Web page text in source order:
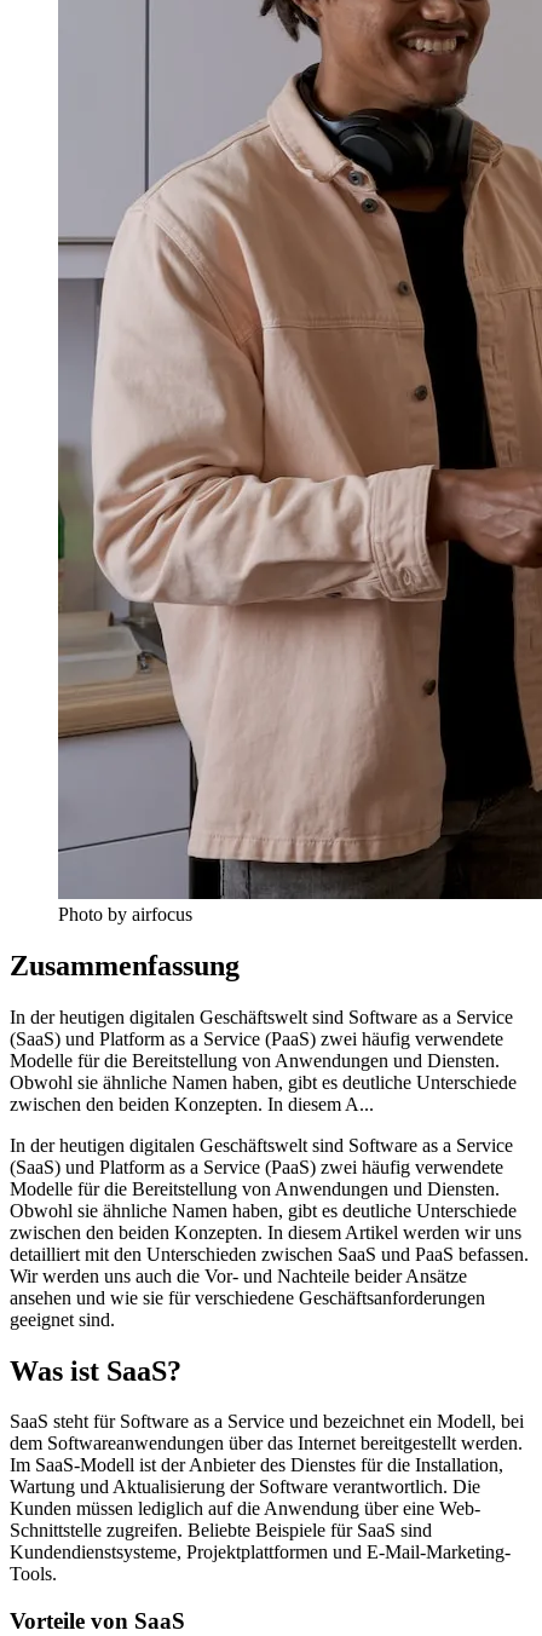
Photo by airfocus
Zusammenfassung
In der heutigen digitalen Geschäftswelt sind Software as a Service
(SaaS) und Platform as a Service (PaaS) zwei häufig verwendete
Modelle für die Bereitstellung von Anwendungen und Diensten.
Obwohl sie ähnliche Namen haben, gibt es deutliche Unterschiede
zwischen den beiden Konzepten. In diesem A...
In der heutigen digitalen Geschäftswelt sind Software as a Service
(SaaS) und Platform as a Service (PaaS) zwei häufig verwendete
Modelle für die Bereitstellung von Anwendungen und Diensten.
Obwohl sie ähnliche Namen haben, gibt es deutliche Unterschiede
zwischen den beiden Konzepten. In diesem Artikel werden wir uns
detailliert mit den Unterschieden zwischen SaaS und PaaS befassen.
Wir werden uns auch die Vor- und Nachteile beider Ansätze
ansehen und wie sie für verschiedene Geschäftsanforderungen
geeignet sind.
Was ist SaaS?
SaaS steht für Software as a Service und bezeichnet ein Modell, bei
dem Softwareanwendungen über das Internet bereitgestellt werden.
Im SaaS-Modell ist der Anbieter des Dienstes für die Installation,
Wartung und Aktualisierung der Software verantwortlich. Die
Kunden müssen lediglich auf die Anwendung über eine Web-
Schnittstelle zugreifen. Beliebte Beispiele für SaaS sind
Kundendienstsysteme, Projektplattformen und E-Mail-Marketing-
Tools.
Vorteile von SaaS